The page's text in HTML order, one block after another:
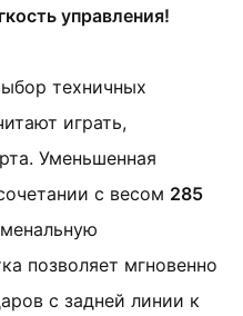
управления!
техничных
играть,
Уменьшенная
с весом 285
позволяет мгновенно
с задней линии к